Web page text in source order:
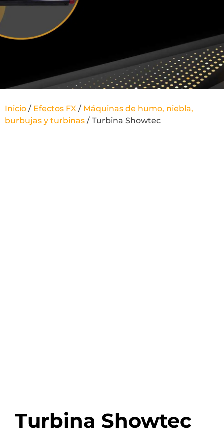
Inicio / Efectos FX / Máquinas de humo, niebla,
burbujas y turbinas / Turbina Showtec
Turbina Showtec